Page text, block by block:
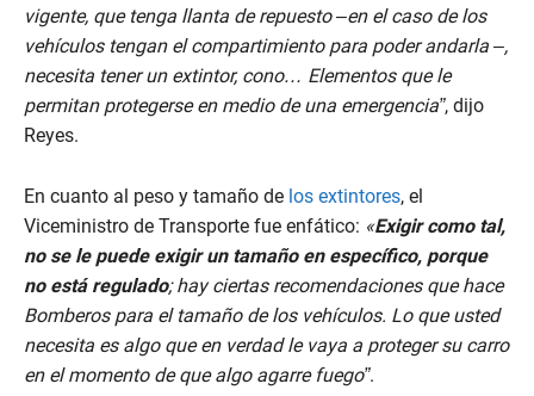
vigente, que tenga llanta de repuesto –en el caso de los
vehículos tengan el compartimiento para poder andarla –,
necesita tener un extintor, cono… Elementos que le
permitan protegerse en medio de una emergencia”, dijo
Reyes.
En cuanto al peso y tamaño de los extintores, el
Viceministro de Transporte fue enfático: «Exigir como tal,
no se le puede exigir un tamaño en específico, porque
no está regulado; hay ciertas recomendaciones que hace
Bomberos para el tamaño de los vehículos. Lo que usted
necesita es algo que en verdad le vaya a proteger su carro
en el momento de que algo agarre fuego”.